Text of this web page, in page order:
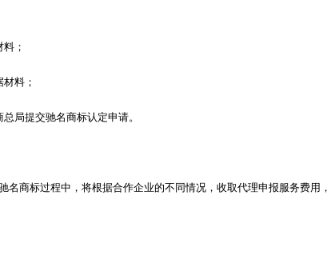
；
料；
局提交驰名商标认定申请。
商标过程中，将根据合作企业的不同情况，收取代理申报服务费用，